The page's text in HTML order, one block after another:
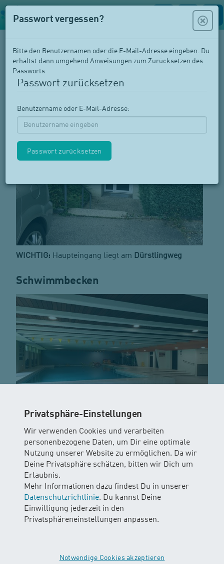
Privatsphäre-Einstellungen
Wir verwenden Cookies und verarbeiten
personenbezogene Daten, um Dir eine optimale
Nutzung unserer Website zu ermöglichen. Da wir
Deine Privatsphäre schätzen, bitten wir Dich um
Erlaubnis.
Mehr Informationen dazu findest Du in unserer
Datenschutzrichtlinie. Du kannst Deine
Einwilligung jederzeit in den
Privatsphäreneinstellungen anpassen.
Notwendige Cookies akzeptieren
Passwort vergessen?
Bitte den Benutzernamen oder die E-Mail-Adresse eingeben. Du
erhältst dann umgehend Anweisungen zum Zurücksetzen des
Passworts.
Passwort zurücksetzen
Benutzername oder E-Mail-Adresse:
Hallenbad Buchthalen
WICHTIG: Haupteingang liegt am Dürstlingweg
Schwimmbecken
Parkmöglichkeiten
Parkplätze sind im Quartier verteilt vorhanden.
Garderobensituation
Es steht eine Damen und eine Herren Garderobe zur
Verfügung.